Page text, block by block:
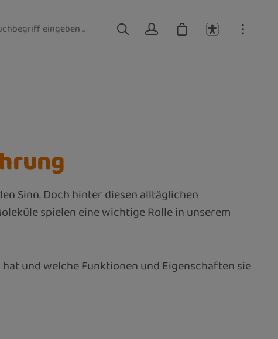
Sinn. Doch hinter diesen alltäglichen
spielen eine wichtige Rolle in unserem
und welche Funktionen und Eigenschaften sie